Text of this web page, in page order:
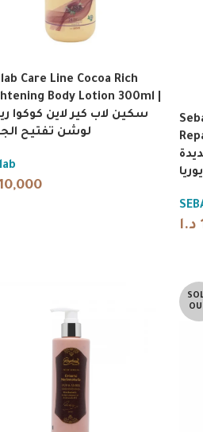
Care Line Cocoa Rich
Body Lotion 300ml |
سكين لاب كير لاين كوكوا
لوشن تفتيح
د.ا